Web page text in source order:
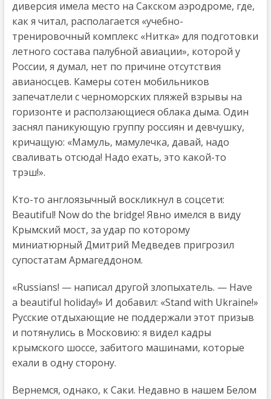
диверсия имела место на Сакском аэродроме, где,
как я читал, располагается «учебно-
тренировочный комплекс «Нитка» для подготовки
летного состава палубной авиации», которой у
России, я думал, нет по причине отсутствия
авианосцев. Камеры сотен мобильников
запечатлели с черноморских пляжей взрывы на
горизонте и расползающиеся облака дыма. Один
заснял паникующую группу россиян и девчушку,
кричащую: «Мамуль, мамулечка, давай, надо
сваливать отсюда! Надо ехать, это какой-то
трэш!».
Кто-то англоязычный воскликнул в соцсети:
Beautiful! Now do the bridgе! Явно имелся в виду
Крымский мост, за удар по которому
миниатюрный Дмитрий Медведев пригрозил
супостатам Армагеддоном.
«Russians! — написал другой злопыхатель. — Have
a beautiful holiday!» И добавил: «Stand with Ukraine!»
Русские отдыхающие не поддержали этот призыв
и потянулись в Московию: я видел кадры
крымского шоссе, забитого машинами, которые
ехали в одну сторону.
Вернемся, однако, к Саки. Недавно в нашем Белом